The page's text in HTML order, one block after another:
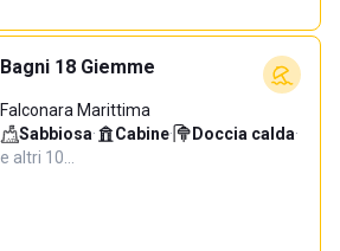
Bagni 18 Giemme
Falconara Marittima
Sabbiosa· Cabine· Doccia calda·
e altri 10…